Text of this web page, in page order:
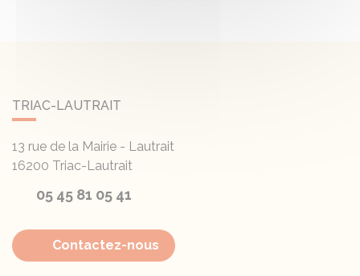
TRIAC-LAUTRAIT
13 rue de la Mairie - Lautrait
16200 Triac-Lautrait
05 45 81 05 41
Contactez-nous